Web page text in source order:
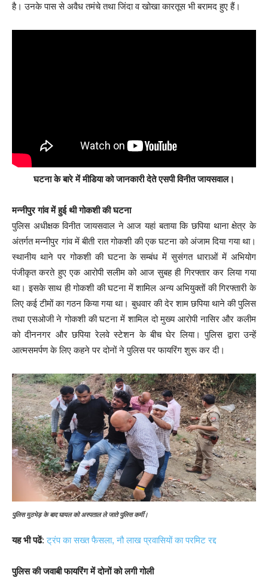
है। उनके पास से अवैध तमंचे तथा जिंदा व खोखा कारतूस भी बरामद हुए हैं।
घटना के बारे में मीडिया को जानकारी देते एसपी विनीत जायसवाल।
मन्नीपुर गांव में हुई थी गोकशी की घटना
पुलिस अधीक्षक विनीत जायसवाल ने आज यहां बताया कि छपिया थाना क्षेत्र के
अंतर्गत मन्नीपुर गांव में बीती रात गोकशी की एक घटना को अंजाम दिया गया था।
स्थानीय थाने पर गोकशी की घटना के सम्बंध में सुसंगत धाराओं में अभियोग
पंजीकृत करते हुए एक आरोपी सलीम को आज सुबह ही गिरफ्तार कर लिया गया
था। इसके साथ ही गोकशी की घटना में शामिल अन्य अभियुक्तों की गिरफ्तारी के
लिए कई टीमों का गठन किया गया था। बुधवार की देर शाम छपिया थाने की पुलिस
तथा एसओजी ने गोकशी की घटना में शामिल दो मुख्य आरोपी नासिर और कलीम
को दीननगर और छपिया रेलवे स्टेशन के बीच घेर लिया। पुलिस द्वारा उन्हें
आत्मसमर्पण के लिए कहने पर दोनों ने पुलिस पर फायरिंग शुरू कर दी।
पुलिस मुठभेड़ के बाद घायल को अस्पताल ले जाते पुलिस कर्मी।
यह भी पढें:ट्रंप का सख्त फैसला, नौ लाख प्रवासियों का परमिट रद्द
पुलिस की जवाबी फायरिंग में दोनों को लगी गोली